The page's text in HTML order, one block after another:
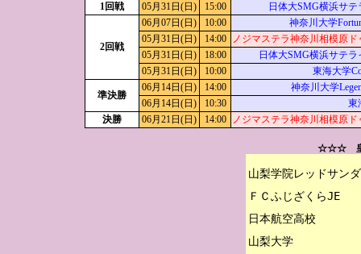
1回戦
05月31日(日) 15:00 日体大SMG横浜サテ
2回戦
06月07日(日) 10:00
神奈川大学
05月31日(日)
14:00
ノジマステラ神奈川相模原ド
05月31日(日)
18:00
日体大SMG横浜サテラ
05月31日(日)
10:00 東海大学
準決勝
06月14日(日) 14:00
神奈川大学
06月14日(日)
10:30
東
決勝
06月21日(日) 14:00 ノジマステラ神奈川相模原ド
☆☆☆ 皇
山梨学院レッドサン
ＦＣふじざくらJE
日本航空高校
山梨大学